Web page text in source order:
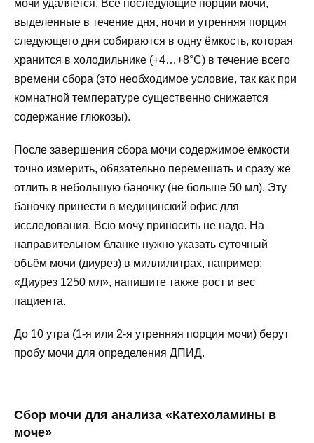
мочи удаляется. Все последующие порции мочи,
выделенные в течение дня, ночи и утренняя порция
следующего дня собираются в одну ёмкость, которая
хранится в холодильнике (+4…+8°C) в течение всего
времени сбора (это необходимое условие, так как при
комнатной температуре существенно снижается
содержание глюкозы).
После завершения сбора мочи содержимое ёмкости
точно измерить, обязательно перемешать и сразу же
отлить в небольшую баночку (не больше 50 мл). Эту
баночку принести в медицинский офис для
исследования. Всю мочу приносить не надо. На
направительном бланке нужно указать суточный
объём мочи (диурез) в миллилитрах, например:
«Диурез 1250 мл», напишите также рост и вес
пациента.
До 10 утра (1-я или 2-я утренняя порция мочи) берут
пробу мочи для определения ДПИД.
Сбор мочи для анализа «Катехоламины в
моче»